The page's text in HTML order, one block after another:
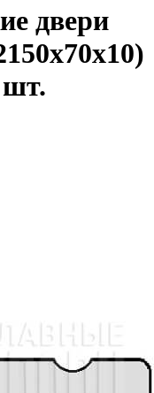
двери